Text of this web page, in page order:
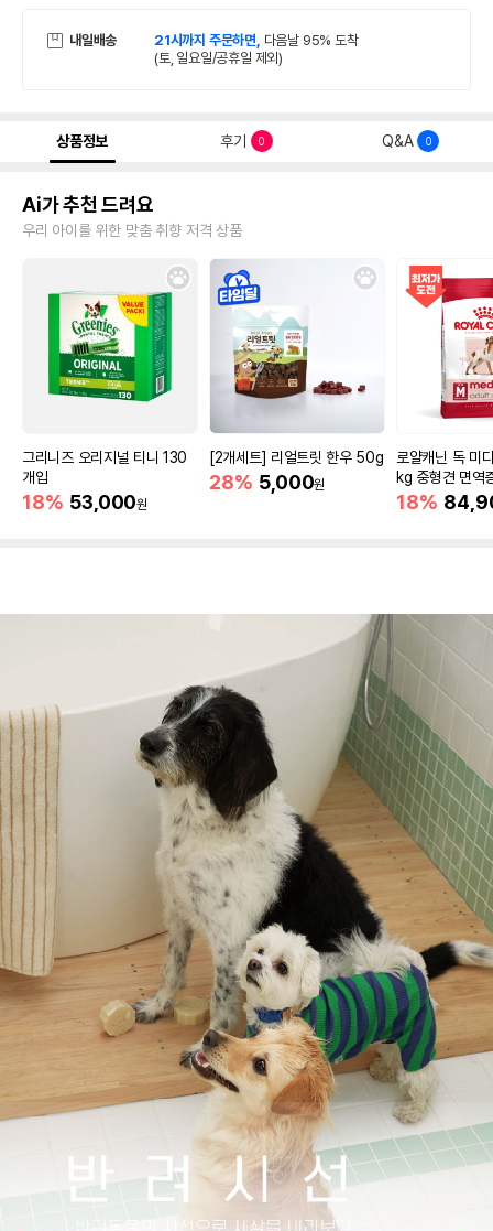
내일배송 21시까지 주문하면, 다음날 95% 도착
(토, 일요일/공휴일 제외)
상품정보 후기 0 Q&A 0
Ai가 추천 드려요
우리 아이를 위한 맞춤 취향 저격 상품
그리니즈 오리지널 티니 130
개입
18% 53,000원
[2개세트] 리얼트릿 한우 50g
28% 5,000원
로얄캐닌 독 미
kg 중형견 면역
18%